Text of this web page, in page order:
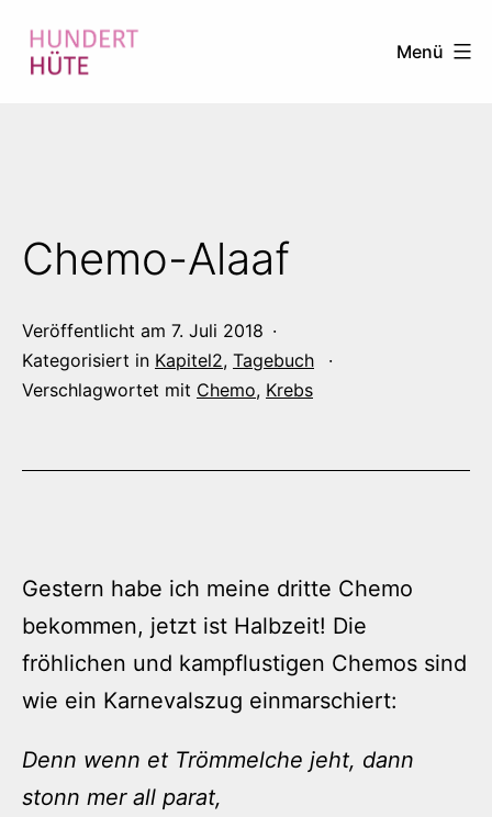
Inhalt
Menü
Chemo-Alaaf
Veröffentlicht am 7. Juli 2018
Kategorisiert in Kapitel2, Tagebuch
Verschlagwortet mit Chemo, Krebs
Gestern habe ich meine dritte Chemo
bekommen, jetzt ist Halbzeit! Die
fröhlichen und kampflustigen Chemos sind
wie ein Karnevalszug einmarschiert:
Denn wenn et Trömmelche jeht, dann
stonn mer all parat,